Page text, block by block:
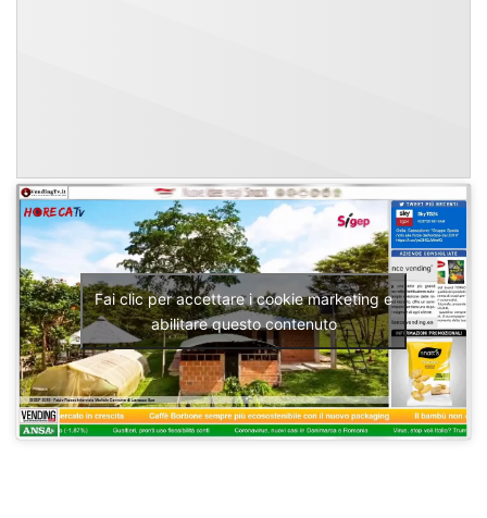
Fai clic per accettare i cookie marketing e
abilitare questo contenuto